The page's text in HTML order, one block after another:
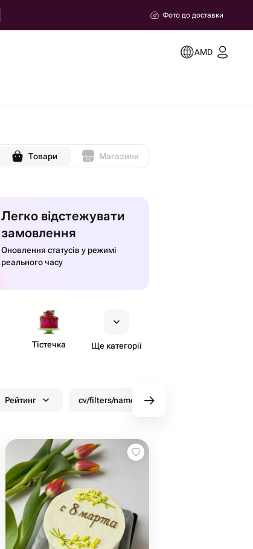
Фото до доставки
AMD
Товари Магазини
Легко відстежувати
замовлення
Оновлення статусів у режимі
реального часу
Тістечка Ще категорії
Рейтинг cv/filters/name_fast_delivery